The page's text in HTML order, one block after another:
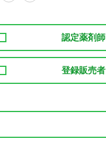
認定薬剤師
登録販売者